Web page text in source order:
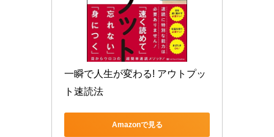
一瞬で人生が変わる! アウトプッ
ト速読法
Amazonで見る